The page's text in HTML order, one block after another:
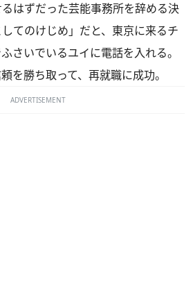
はずだった芸能事務所を辞める決
てのけじめ」だと、東京に来るチ
さいでいるユイに電話を入れる。
を勝ち取って、再就職に成功。
ADVERTISEMENT